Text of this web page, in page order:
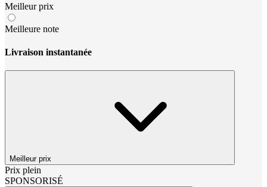
Meilleur prix
Meilleure note
Livraison instantanée
Meilleur prix
Prix plein
SPONSORISÉ